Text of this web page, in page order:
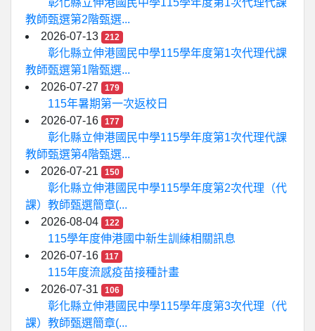
彰化縣立伸港國民中學115學年度第1次代理代課
教師甄選第2階甄選...
2026-07-13
212
彰化縣立伸港國民中學115學年度第1次代理代課
教師甄選第1階甄選...
2026-07-27
179
115年暑期第一次返校日
2026-07-16
177
彰化縣立伸港國民中學115學年度第1次代理代課
教師甄選第4階甄選...
2026-07-21
150
彰化縣立伸港國民中學115學年度第2次代理（代
課）教師甄選簡章(...
2026-08-04
122
115學年度伸港國中新生訓練相關訊息
2026-07-16
117
115年度流感疫苗接種計畫
2026-07-31
106
彰化縣立伸港國民中學115學年度第3次代理（代
課）教師甄選簡章(...